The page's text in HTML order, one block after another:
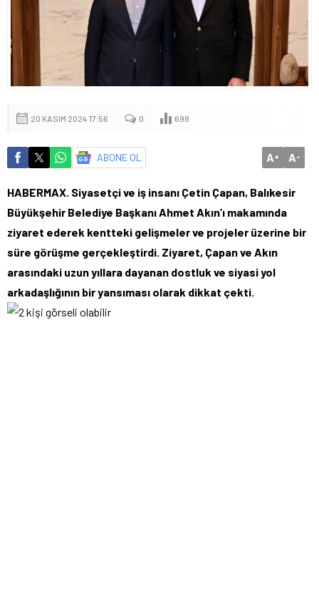
20 KASIM 2024 17:56 0 698
ABONE OL A+ A-
HABERMAX. Siyasetçi ve iş insanı Çetin Çapan, Balıkesir
Büyükşehir Belediye Başkanı Ahmet Akın’ı makamında
ziyaret ederek kentteki gelişmeler ve projeler üzerine bir
süre görüşme gerçekleştirdi. Ziyaret, Çapan ve Akın
arasındaki uzun yıllara dayanan dostluk ve siyasi yol
arkadaşlığının bir yansıması olarak dikkat çekti.